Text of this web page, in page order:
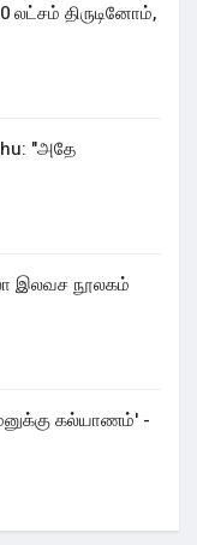
லட்சம் திருடினோம்,
"அதே
இலவச நூலகம்
கல்யாணம்' -